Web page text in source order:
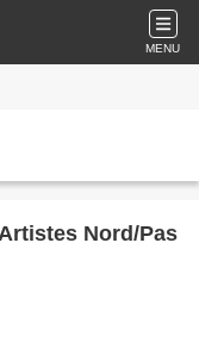
MENU
Nord/Pas